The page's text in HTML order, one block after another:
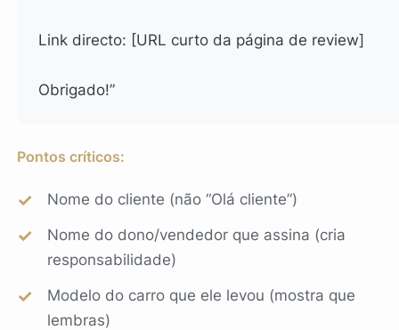
Link directo: [URL curto da página de review]
Obrigado!”
Pontos críticos:
Nome do cliente (não “Olá cliente”)
Nome do dono/vendedor que assina (cria
responsabilidade)
Modelo do carro que ele levou (mostra que
lembras)